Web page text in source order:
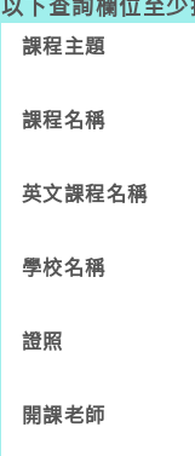
以下查詢欄位至少
課程主題
課程名稱
英文課程名稱
學校名稱
證照
開課老師